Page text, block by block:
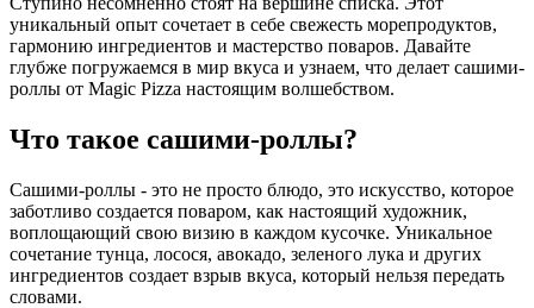
уникальный опыт сочетает в себе свежесть морепродуктов,
гармонию ингредиентов и мастерство поваров. Давайте
глубже погружаемся в мир вкуса и узнаем, что делает сашими-
роллы от Magic Pizza настоящим волшебством.
Что такое сашими-роллы?
Сашими-роллы - это не просто блюдо, это искусство, которое
заботливо создается поваром, как настоящий художник,
воплощающий свою визию в каждом кусочке. Уникальное
сочетание тунца, лосося, авокадо, зеленого лука и других
ингредиентов создает взрыв вкуса, который нельзя передать
словами.